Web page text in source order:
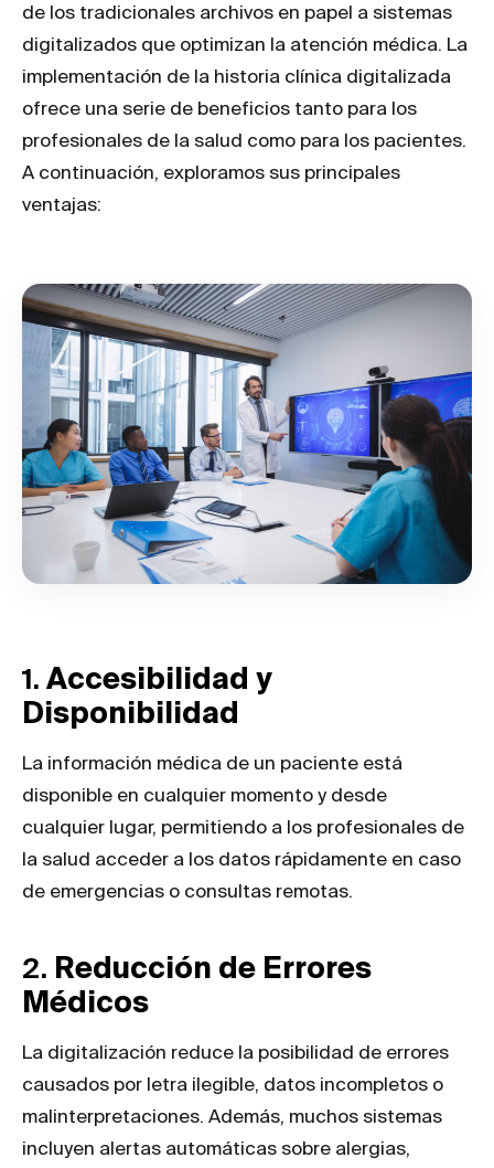
de los tradicionales archivos en papel a sistemas
digitalizados que optimizan la atención médica. La
implementación de la historia clínica digitalizada
ofrece una serie de beneficios tanto para los
profesionales de la salud como para los pacientes.
A continuación, exploramos sus principales
ventajas:
1. Accesibilidad y
Disponibilidad
La información médica de un paciente está
disponible en cualquier momento y desde
cualquier lugar, permitiendo a los profesionales de
la salud acceder a los datos rápidamente en caso
de emergencias o consultas remotas.
2. Reducción de Errores
Médicos
La digitalización reduce la posibilidad de errores
causados por letra ilegible, datos incompletos o
malinterpretaciones. Además, muchos sistemas
incluyen alertas automáticas sobre alergias,